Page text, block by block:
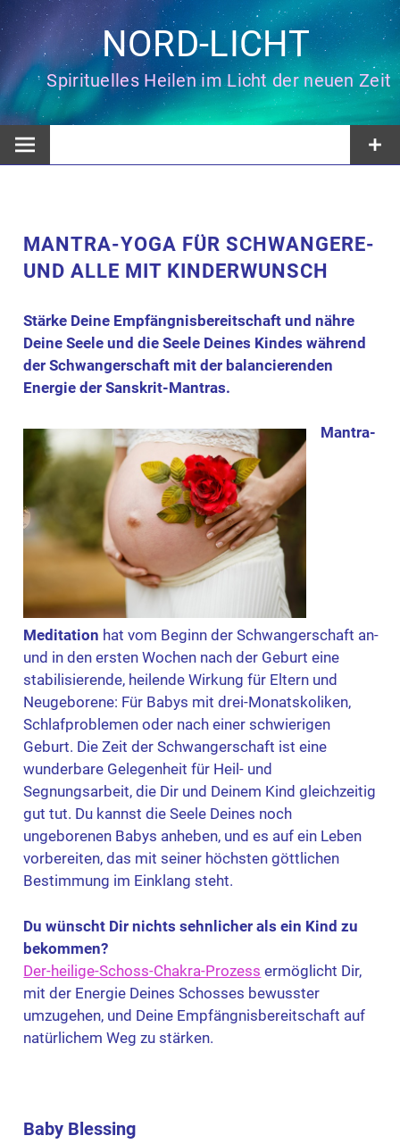
Zum
Inhalt
springen
NORD-LICHT
Spirituelles Heilen im Licht der neuen Zeit
MANTRA-YOGA FÜR SCHWANGERE-
UND ALLE MIT KINDERWUNSCH
Stärke Deine Empfängnisbereitschaft und nähre
Deine Seele und die Seele Deines Kindes während
der Schwangerschaft mit der balancierenden
Energie der Sanskrit-Mantras.
Mantra-
Meditation hat vom Beginn der Schwangerschaft an-
und in den ersten Wochen nach der Geburt eine
stabilisierende, heilende Wirkung für Eltern und
Neugeborene: Für Babys mit drei-Monatskoliken,
Schlafproblemen oder nach einer schwierigen
Geburt. Die Zeit der Schwangerschaft ist eine
wunderbare Gelegenheit für Heil- und
Segnungsarbeit, die Dir und Deinem Kind gleichzeitig
gut tut. Du kannst die Seele Deines noch
ungeborenen Babys anheben, und es auf ein Leben
vorbereiten, das mit seiner höchsten göttlichen
Bestimmung im Einklang steht.
Du wünscht Dir nichts sehnlicher als ein Kind zu
bekommen?
Der-heilige-Schoss-Chakra-Prozess ermöglicht Dir,
mit der Energie Deines Schosses bewusster
umzugehen, und Deine Empfängnisbereitschaft auf
natürlichem Weg zu stärken.
Baby Blessing